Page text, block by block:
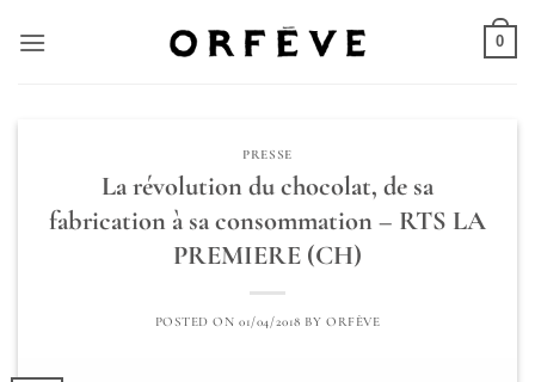
0
PRESSE
La révolution du chocolat, de sa
fabrication à sa consommation – RTS LA
PREMIERE (CH)
POSTED ON01/04/2018 BYORFÈVE